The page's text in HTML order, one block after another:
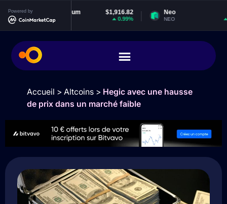
Powered byEthereum $1,916.82
ETH
Neo
Accueil > Altcoins> Hegic avec une hausse
de prix dans un marché faible